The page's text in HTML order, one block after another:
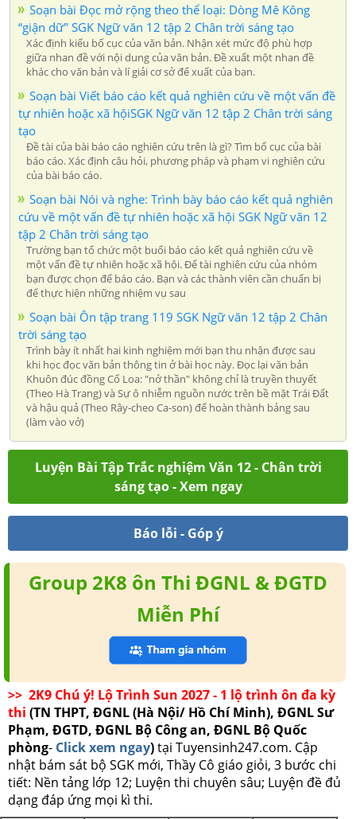
Soạn bài Đọc mở rộng theo thể loại: Dòng Mê Kông
“giận dữ" SGK Ngữ văn 12 tập 2 Chân trời sáng tạo
Xác định kiểu bố cục của văn bản. Nhận xét mức độ phù hợp
giữa nhan đề với nội dung của văn bản. Đề xuất một nhan đề
khác cho văn bản và lí giải cơ sở để xuất của bạn.
Soạn bài Viết báo cáo kết quả nghiên cứu về một vấn đề
tự nhiên hoặc xã hộiSGK Ngữ văn 12 tập 2 Chân trời sáng
tạo
Đề tài của bài báo cáo nghiên cứu trên là gì? Tìm bố cục của bài
báo cáo. Xác định câu hỏi, phương pháp và phạm vi nghiên cứu
của bài báo cáo.
Soạn bài Nói và nghe: Trình bày báo cáo kết quả nghiên
cứu về một vấn đề tự nhiên hoặc xã hội SGK Ngữ văn 12
tập 2 Chân trời sáng tạo
Trường bạn tổ chức một buổi báo cáo kết quả nghiên cứu về
một vấn đề tự nhiên hoặc xã hội. Để tài nghiên cứu của nhóm
bạn được chọn để báo cáo. Bạn và các thành viên cần chuẩn bị
để thực hiện những nhiệm vụ sau
Soạn bài Ôn tập trang 119 SGK Ngữ văn 12 tập 2 Chân
trời sáng tạo
Trình bày ít nhất hai kinh nghiệm mới bạn thu nhận được sau
khi học đọc văn bản thông tin ở bài học này. Đọc lại văn bản
Khuôn đúc đồng Cổ Loa: "nở thần" không chỉ là truyền thuyết
(Theo Hà Trang) và Sự ô nhiễm nguồn nước trên bề mặt Trái Đất
và hậu quả (Theo Rây-cheo Ca-son) để hoàn thành bảng sau
(làm vào vở)
Luyện Bài Tập Trắc nghiệm Văn 12 - Chân trời
sáng tạo - Xem ngay
Báo lỗi - Góp ý
Group 2K8 ôn Thi ĐGNL & ĐGTD
Miễn Phí
>> 2K9 Chú ý! Lộ Trình Sun 2027 - 1 lộ trình ôn đa kỳ
thi (TN THPT, ĐGNL (Hà Nội/ Hồ Chí Minh), ĐGNL Sư
Phạm, ĐGTD, ĐGNL Bộ Công an, ĐGNL Bộ Quốc
phòng- Click xem ngay)tại Tuyensinh247.com. Cập
nhật bám sát bộ SGK mới, Thầy Cô giáo giỏi, 3 bước chi
tiết: Nền tảng lớp 12; Luyện thi chuyên sâu; Luyện đề đủ
dạng đáp ứng mọi kì thi.